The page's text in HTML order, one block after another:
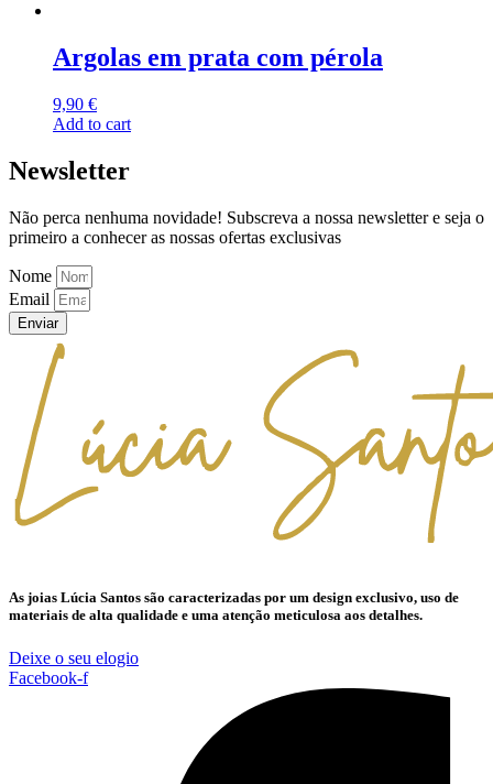
Argolas em prata com pérola
9,90 €
Add to cart
Newsletter
Não perca nenhuma novidade! Subscreva a nossa newsletter e seja o
primeiro a conhecer as nossas ofertas exclusivas
Nome
Email
Enviar
As joias Lúcia Santos são caracterizadas por um design exclusivo, uso de
materiais de alta qualidade e uma atenção meticulosa aos detalhes.
Deixe o seu elogio
Facebook-f